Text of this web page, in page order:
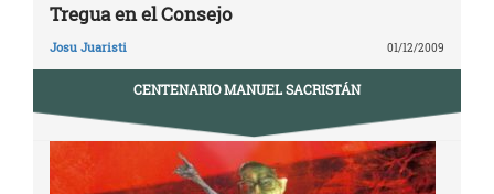
Tregua en el Consejo
Josu Juaristi 01/12/2009
CENTENARIO MANUEL SACRISTÁN